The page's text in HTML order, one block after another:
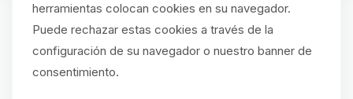
herramientas colocan cookies en su navegador.
Puede rechazar estas cookies a través de la
configuración de su navegador o nuestro banner de
consentimiento.